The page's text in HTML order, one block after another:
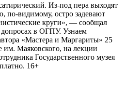
Из-под пера выходят
по-видимому, остро задевают
круги», — сообщал
в ОГПУ. Узнаем
«Мастера и Маргариты» 25
им. Маяковского, на лекции
Государственного музея
16+